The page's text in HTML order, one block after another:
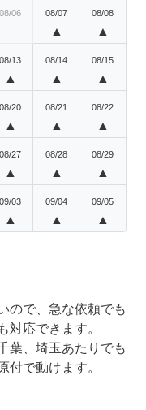
08/06 08/07
▲
08/08
▲
08/13
▲
08/14
▲
08/15
▲
08/20
▲
08/21
▲
08/22
▲
08/27
▲
08/28
▲
08/29
▲
09/03
▲
09/04
▲
09/05
▲
ので、急な依頼でも
対応できます。
葉、埼玉あたりでも
付で動けます。